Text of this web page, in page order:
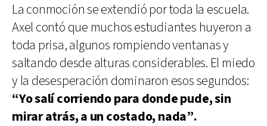
La conmoción se extendió por toda la escuela.
Axel contó que muchos estudiantes huyeron a
toda prisa, algunos rompiendo ventanas y
saltando desde alturas considerables. El miedo
y la desesperación dominaron esos segundos:
“Yo salí corriendo para donde pude, sin
mirar atrás, a un costado, nada”.